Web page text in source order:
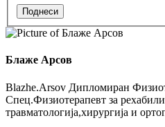
Поднеси
Блаже Арсов
Blazhe.Arsov Дипломиран
Спец.Физиотерапевт за
травматологија,хирургија и